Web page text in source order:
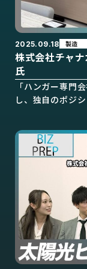
2025.09.18 製造
株式会社チャ
氏
「ハンガー専門
し、独自のポジ